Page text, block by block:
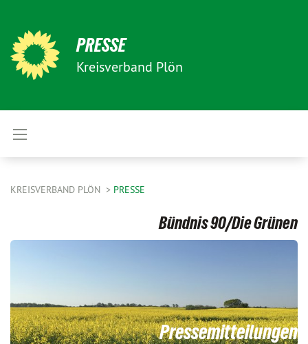
PRESSE
Kreisverband Plön
KREISVERBAND PLÖN PRESSE
Bündnis 90/Die Grünen
Pressemitteilungen